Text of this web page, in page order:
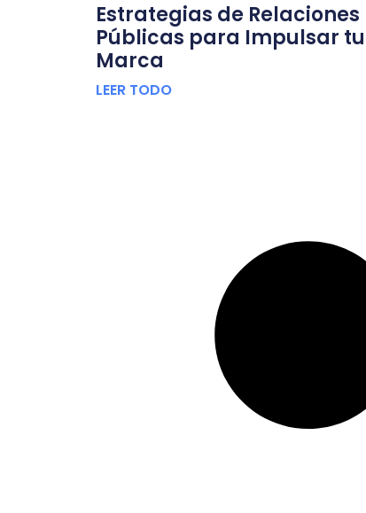
Estrategias de Relaciones
Públicas para Impulsar tu
Marca
LEER TODO